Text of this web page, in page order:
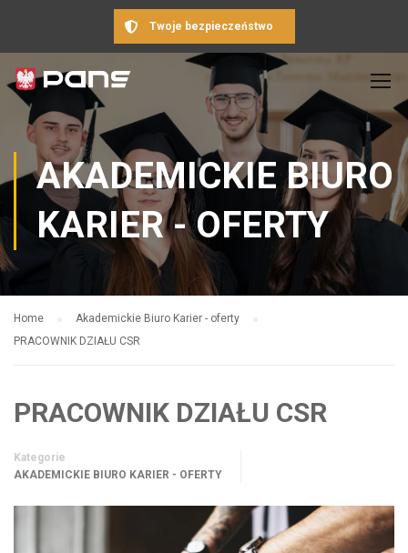
Twoje bezpieczeństwo
AKADEMICKIE BIURO
KARIER - OFERTY
Home
Akademickie Biuro Karier - oferty
PRACOWNIK DZIAŁU CSR
PRACOWNIK DZIAŁU CSR
Kategorie
AKADEMICKIE BIURO KARIER - OFERTY